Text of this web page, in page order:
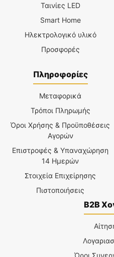
Ταινίες LED
Smart Home
Ηλεκτρολογικό υλικό
Προσφορές
Πληροφορίες
Μεταφορικά
Τρόποι Πληρωμής
Όροι Χρήσης & Προϋποθέσεις
Αγορών
Επιστροφές & Υπαναχώρηση
14 Ημερών
Στοιχεία Επιχείρησης
Πιστοποιήσεις
B2B
Όροι